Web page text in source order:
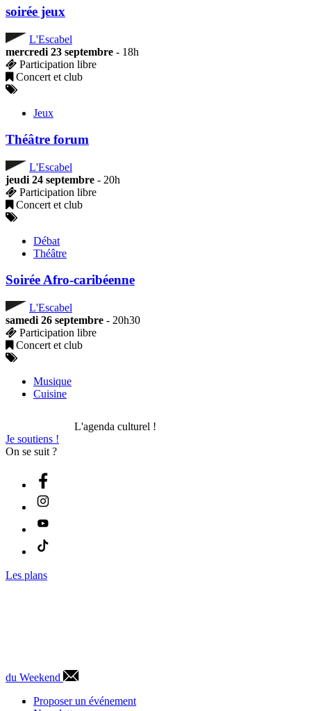
soirée jeux
L'Escabel
mercredi 23 septembre - 18h
Participation libre
Concert et club
Jeux
Théâtre forum
L'Escabel
jeudi 24 septembre - 20h
Participation libre
Concert et club
Débat
Théâtre
Soirée Afro-caribéenne
L'Escabel
samedi 26 septembre - 20h30
Participation libre
Concert et club
Musique
Cuisine
L'agenda culturel !
Je soutiens !
On se suit ?
Les plans
du Weekend
Proposer un événement